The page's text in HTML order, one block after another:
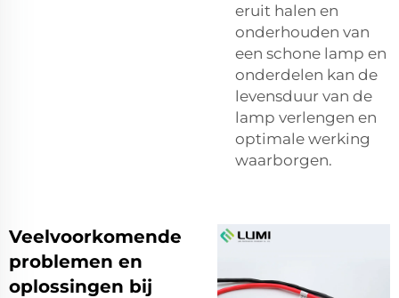
eruit halen en
onderhouden van
een schone lamp en
onderdelen kan de
levensduur van de
lamp verlengen en
optimale werking
waarborgen.
Veelvoorkomende
problemen en
oplossingen bij